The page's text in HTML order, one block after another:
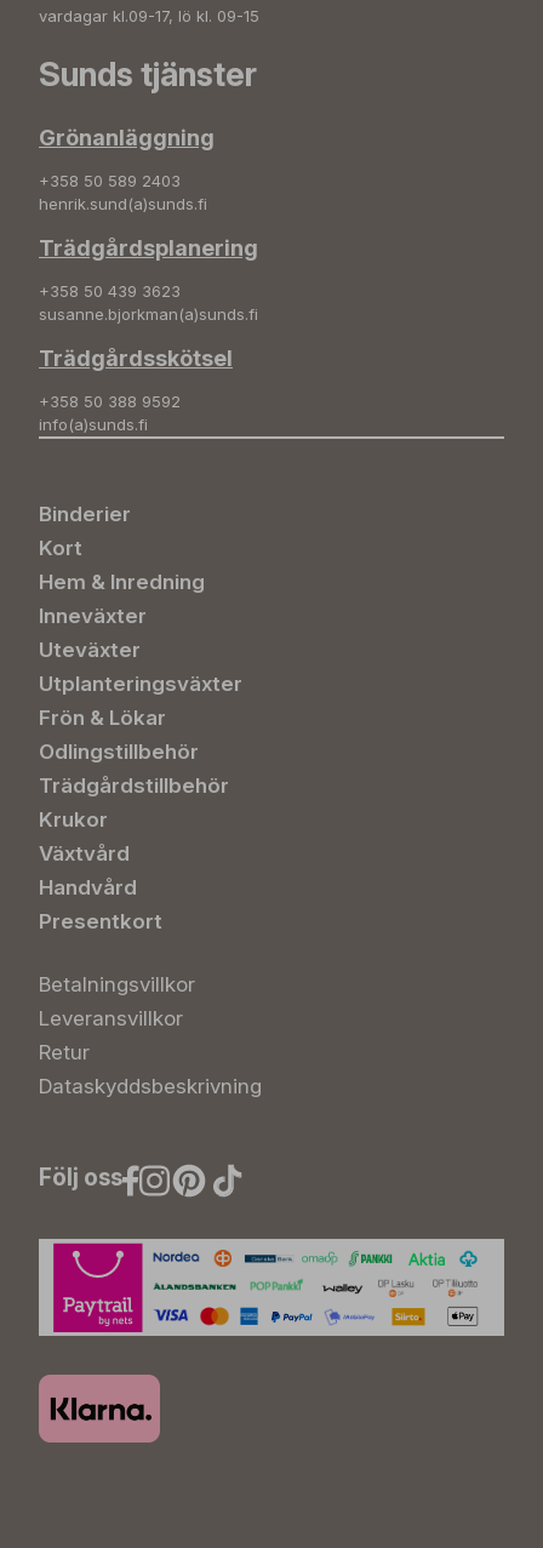
vardagar kl.09-17, lö kl. 09-15
Sunds tjänster
Grönanläggning
+358 50 589 2403
henrik.sund(a)sunds.fi
Trädgårdsplanering
+358 50 439 3623
susanne.bjorkman(a)sunds.fi
Trädgårdsskötsel
+358 50 388 9592
info(a)sunds.fi
Binderier
Kort
Hem & Inredning
Inneväxter
Uteväxter
Utplanteringsväxter
Frön & Lökar
Odlingstillbehör
Trädgårdstillbehör
Krukor
Växtvård
Handvård
Presentkort
Betalningsvillkor
Leveransvillkor
Retur
Dataskyddsbeskrivning
Följ oss